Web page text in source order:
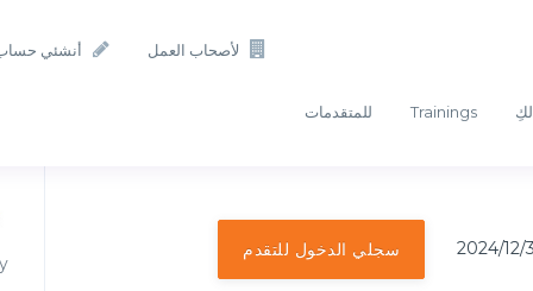
لأصحاب العمل أنشئي
لكِ Trainings للمتقدمات
سجلي الدخول للتقدم